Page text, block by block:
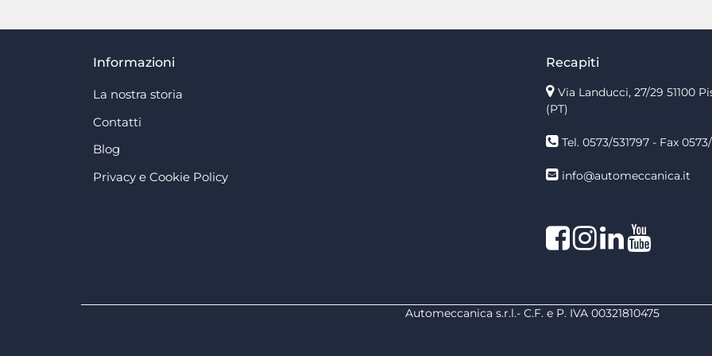
Informazioni
La nostra storia
Contatti
Blog
Privacy e Cookie Policy
Recapiti
Via Landucci, 27/29 51100
(PT)
Tel. 0573/531797 - Fax 0573/
info@automeccanica.it
FacebookInstagram
linkedin
Automeccanica s.r.l.- C.F. e P. IVA 00321810475